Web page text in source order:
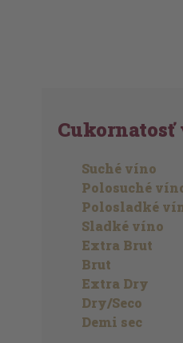
Suché víno
Polosuché
Polosladké
Sladké víno
Extra Brut
Brut
Extra Dry
Dry/Seco
Demi sec